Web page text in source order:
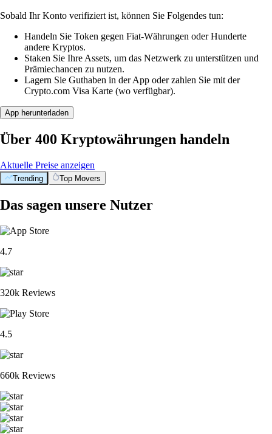
Sobald Ihr Konto verifiziert ist, können Sie Folgendes tun:
Handeln Sie Token gegen Fiat-Währungen oder Hunderte
andere Kryptos.
Staken Sie Ihre Assets, um das Netzwerk zu unterstützen und
Prämiechancen zu nutzen.
Lagern Sie Guthaben in der App oder zahlen Sie mit der
Crypto.com Visa Karte (wo verfügbar).
App herunterladen
Über 400 Kryptowährungen handeln
Aktuelle Preise anzeigen
Trending Top Movers
Das sagen unsere Nutzer
4.7
320k Reviews
4.5
660k Reviews